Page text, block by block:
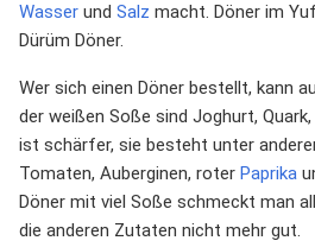
Wasser und Salz macht. Döner im
Dürüm Döner.
Wer sich einen Döner bestellt, kann
der weißen Soße sind Joghurt, Quark,
ist schärfer, sie besteht unter
Tomaten, Auberginen, roter Paprika
Döner mit viel Soße schmeckt man
die anderen Zutaten nicht mehr gut.